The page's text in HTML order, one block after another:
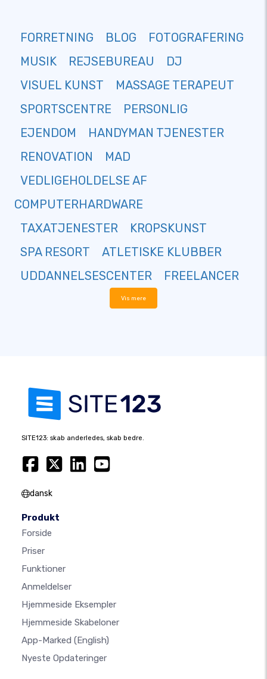
FORRETNING BLOG
FOTOGRAFERING
MUSIK
REJSEBUREAU
DJ
VISUEL KUNST
MASSAGE TERAPEUT
SPORTSCENTRE
PERSONLIG
EJENDOM
HANDYMAN TJENESTER
RENOVATION
MAD
VEDLIGEHOLDELSE AF
COMPUTERHARDWARE
TAXATJENESTER
KROPSKUNST
SPA RESORT
ATLETISKE KLUBBER
UDDANNELSESCENTER
FREELANCER
Vis mere
SITE123: skab anderledes, skab bedre.
dansk
Produkt
Forside
Priser
Funktioner
Anmeldelser
Hjemmeside Eksempler
Hjemmeside Skabeloner
App-Marked (English)
Nyeste Opdateringer